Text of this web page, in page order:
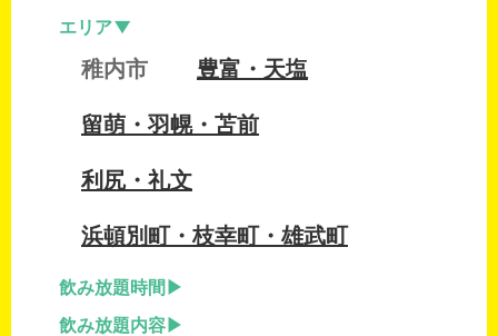
エリア
稚内市 豊富・天塩
留萌・羽幌・苫前
利尻・礼文
浜頓別町・枝幸町・雄武町
飲み放題時間
飲み放題内容